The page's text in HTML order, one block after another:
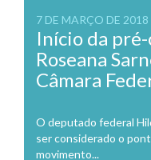
7 DE MARÇO DE 2018
Início da
Roseana
Câmara
O deputado federal
ser considerado o
movimento...